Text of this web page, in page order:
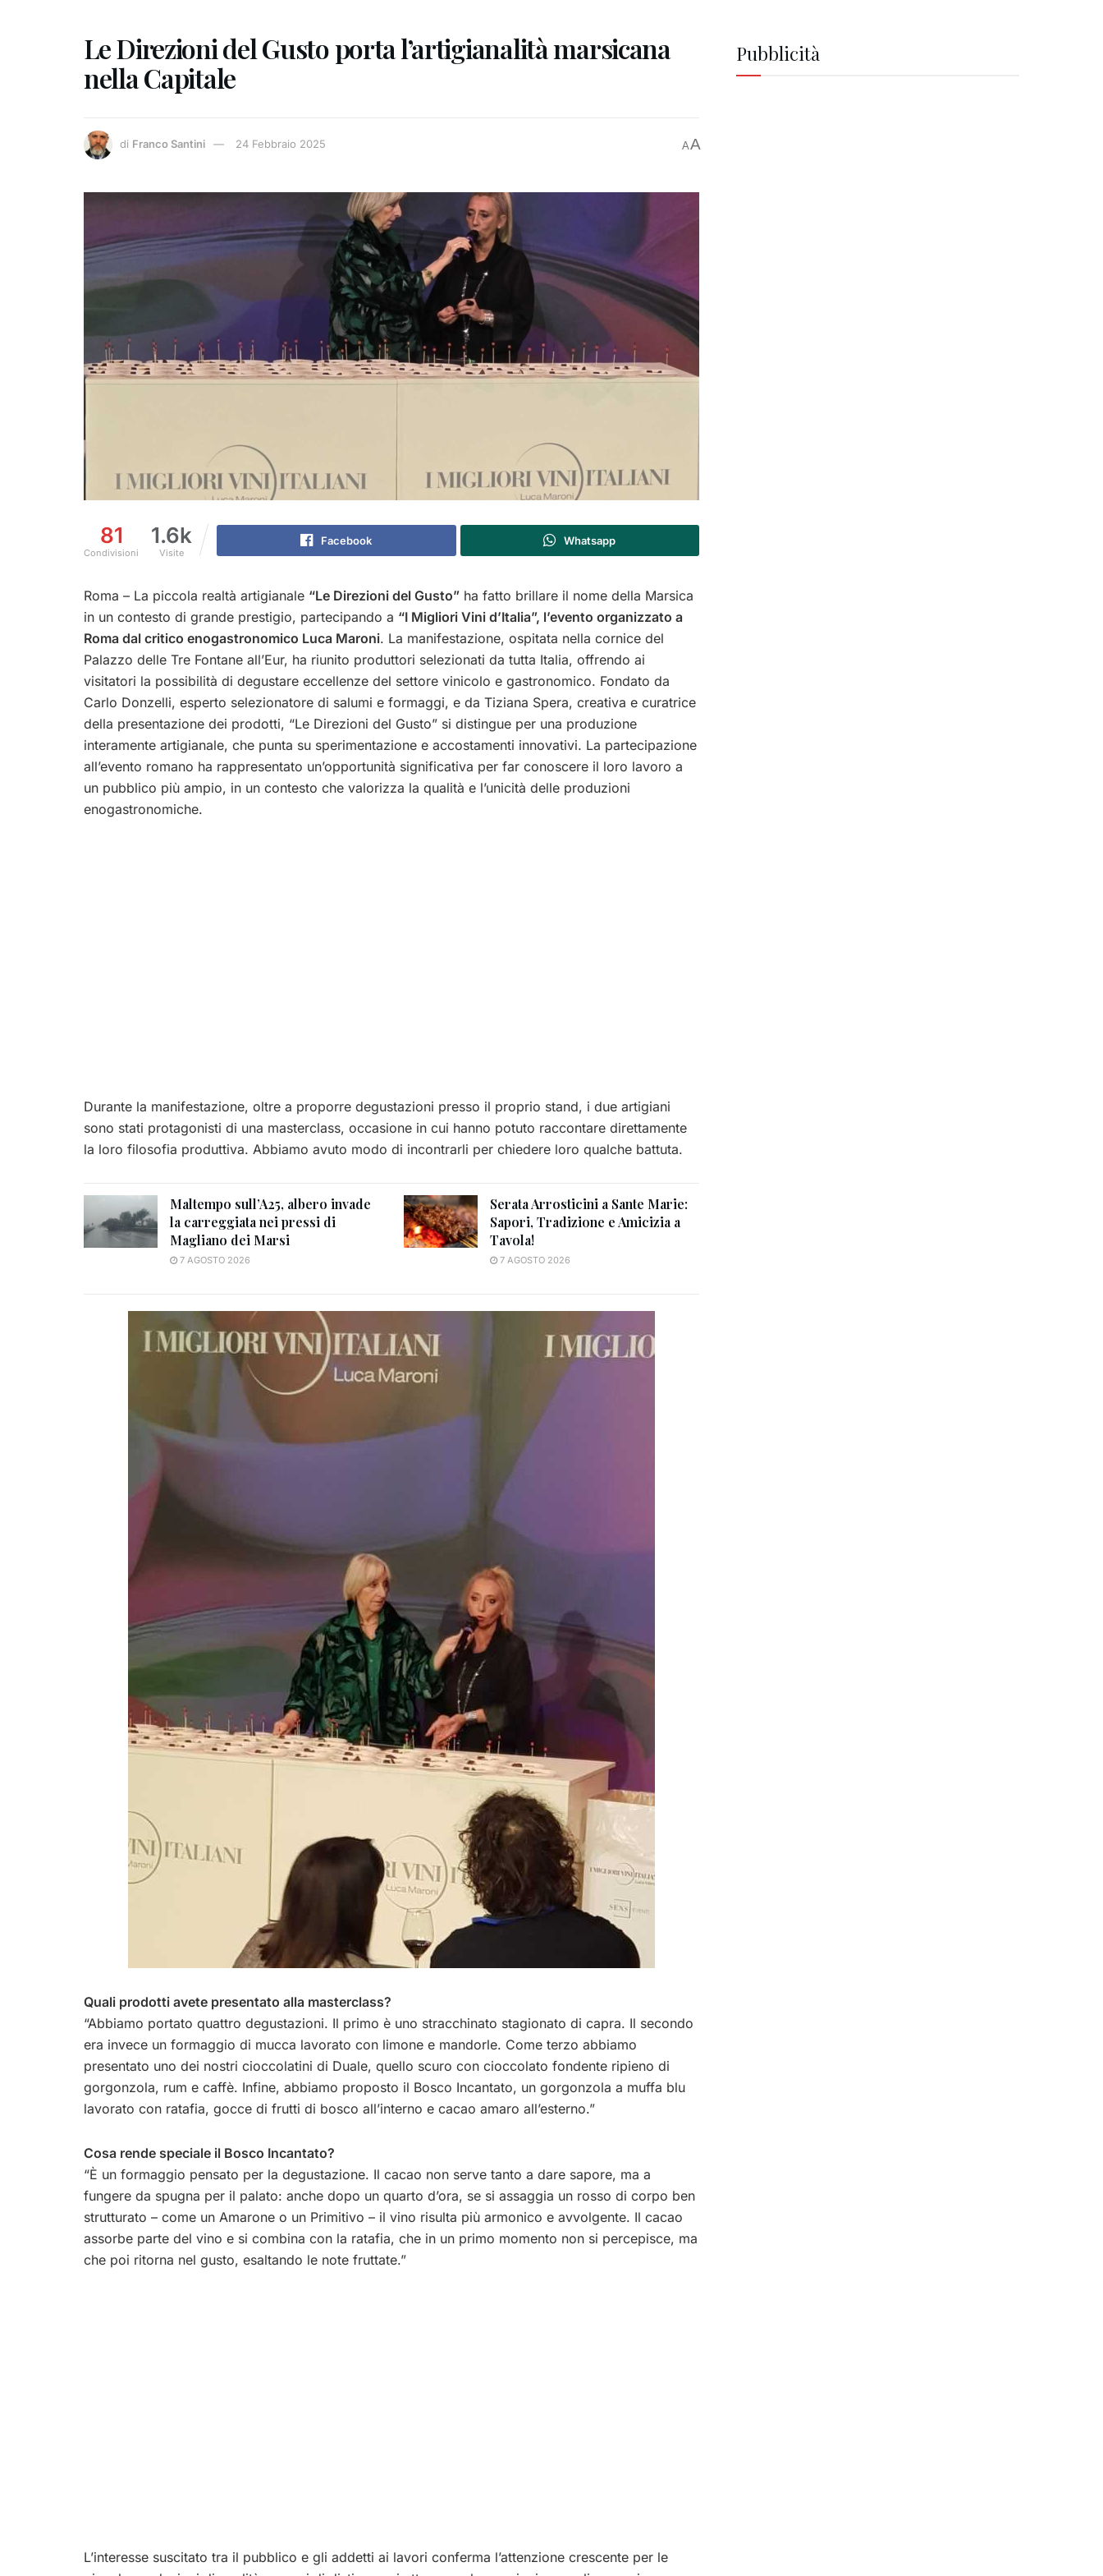
Le Direzioni del Gusto porta l’artigianalità marsicana
nella Capitale
di Franco Santini 24 Febbraio 2025 AA
81
Condivisioni
1.6k
Visite
Facebook Whatsapp
Roma – La piccola realtà artigianale “Le Direzioni del Gusto” ha fatto brillare il nome della Marsica
in un contesto di grande prestigio, partecipando a “I Migliori Vini d’Italia”, l’evento organizzato a
Roma dal critico enogastronomico Luca Maroni. La manifestazione, ospitata nella cornice del
Palazzo delle Tre Fontane all’Eur, ha riunito produttori selezionati da tutta Italia, offrendo ai
visitatori la possibilità di degustare eccellenze del settore vinicolo e gastronomico. Fondato da
Carlo Donzelli, esperto selezionatore di salumi e formaggi, e da Tiziana Spera, creativa e curatrice
della presentazione dei prodotti, “Le Direzioni del Gusto” si distingue per una produzione
interamente artigianale, che punta su sperimentazione e accostamenti innovativi. La partecipazione
all’evento romano ha rappresentato un’opportunità significativa per far conoscere il loro lavoro a
un pubblico più ampio, in un contesto che valorizza la qualità e l’unicità delle produzioni
enogastronomiche.
Durante la manifestazione, oltre a proporre degustazioni presso il proprio stand, i due artigiani
sono stati protagonisti di una masterclass, occasione in cui hanno potuto raccontare direttamente
la loro filosofia produttiva. Abbiamo avuto modo di incontrarli per chiedere loro qualche battuta.
Maltempo sull’A25, albero invade
la carreggiata nei pressi di
Magliano dei Marsi
7 AGOSTO 2026
Serata Arrosticini a Sante Marie:
Sapori, Tradizione e Amicizia a
Tavola!
7 AGOSTO 2026
Quali prodotti avete presentato alla masterclass?
“Abbiamo portato quattro degustazioni. Il primo è uno stracchinato stagionato di capra. Il secondo
era invece un formaggio di mucca lavorato con limone e mandorle. Come terzo abbiamo
presentato uno dei nostri cioccolatini di Duale, quello scuro con cioccolato fondente ripieno di
gorgonzola, rum e caffè. Infine, abbiamo proposto il Bosco Incantato, un gorgonzola a muffa blu
lavorato con ratafia, gocce di frutti di bosco all’interno e cacao amaro all’esterno.”
Cosa rende speciale il Bosco Incantato?
“È un formaggio pensato per la degustazione. Il cacao non serve tanto a dare sapore, ma a
fungere da spugna per il palato: anche dopo un quarto d’ora, se si assaggia un rosso di corpo ben
strutturato – come un Amarone o un Primitivo – il vino risulta più armonico e avvolgente. Il cacao
assorbe parte del vino e si combina con la ratafia, che in un primo momento non si percepisce, ma
che poi ritorna nel gusto, esaltando le note fruttate.”
L’interesse suscitato tra il pubblico e gli addetti ai lavori conferma l’attenzione crescente per le
Pubblicità